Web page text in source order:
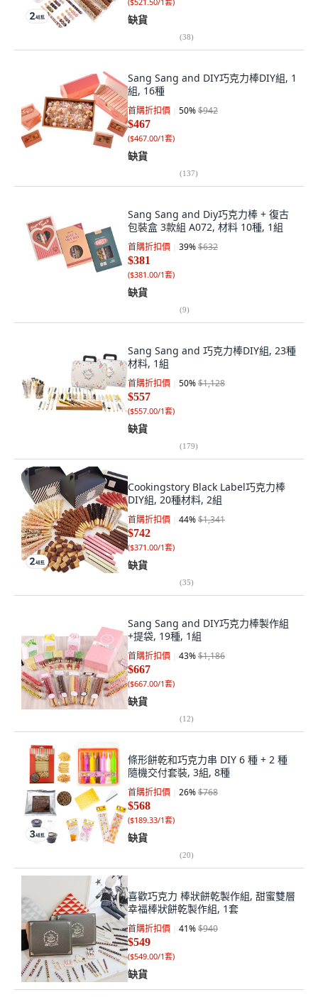
缺貨
(38)
Sang Sang and DIY巧克力棒DIY組, 1
組, 16種
首購折扣價 50%$942
$467
($467.00/1套)
缺貨
(137)
Sang Sang and Diy巧克力棒 + 復古
包裝盒 3款組 A072, 材料 10種, 1組
首購折扣價 39%$632
$381
($381.00/1套)
缺貨
(9)
Sang Sang and 巧克力棒DIY組, 23種
材料, 1組
首購折扣價 50%$1,128
$557
($557.00/1套)
缺貨
(179)
Cookingstory Black Label巧克力棒
DIY組, 20種材料, 2組
首購折扣價 44%$1,341
$742
($371.00/1套)
缺貨
(35)
Sang Sang and DIY巧克力棒製作組
+提袋, 19種, 1組
首購折扣價 43%$1,186
$667
($667.00/1套)
缺貨
(12)
條形餅乾和巧克力串 DIY 6 種 + 2 種
隨機交付套裝, 3組, 8種
首購折扣價 26%$768
$568
($189.33/1套)
缺貨
(20)
喜歡巧克力 棒狀餅乾製作組, 甜蜜雙層
幸福棒狀餅乾製作組, 1套
首購折扣價 41%$940
$549
($549.00/1套)
缺貨